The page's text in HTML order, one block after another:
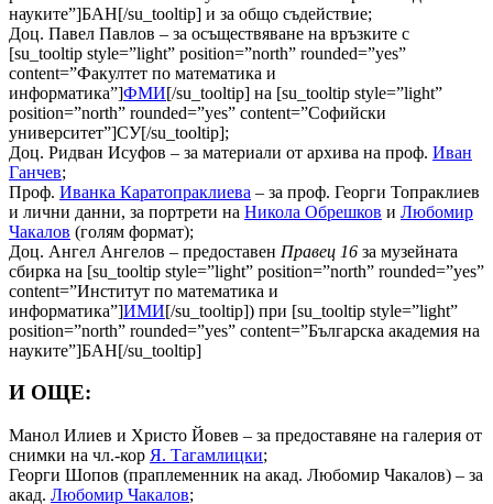
науките”]БАН[/su_tooltip] и за общо съдействие;
Доц. Павел Павлов – за осъществяване на връзките с
[su_tooltip style=”light” position=”north” rounded=”yes”
content=”Факултет по математика и
информатика”]ФМИ[/su_tooltip] на [su_tooltip style=”light”
position=”north” rounded=”yes” content=”Софийски
университет”]СУ[/su_tooltip];
Доц. Ридван Исуфов – за материали от архива на проф. Иван
Ганчев;
Проф. Иванка Каратопраклиева – за проф. Георги Топраклиев
и лични данни, за портрети на Никола Обрешков и Любомир
Чакалов (голям формат);
Доц. Ангел Ангелов – предоставен Правец 16 за музейната
сбирка на [su_tooltip style=”light” position=”north” rounded=”yes”
content=”Институт по математика и
информатика”]ИМИ[/su_tooltip]) при [su_tooltip style=”light”
position=”north” rounded=”yes” content=”Българска академия на
науките”]БАН[/su_tooltip]
И ОЩЕ:
Манол Илиев и Христо Йовев – за предоставяне на галерия от
снимки на чл.-кор Я. Тагамлицки;
Георги Шопов (праплеменник на акад. Любомир Чакалов) – за
акад. Любомир Чакалов;